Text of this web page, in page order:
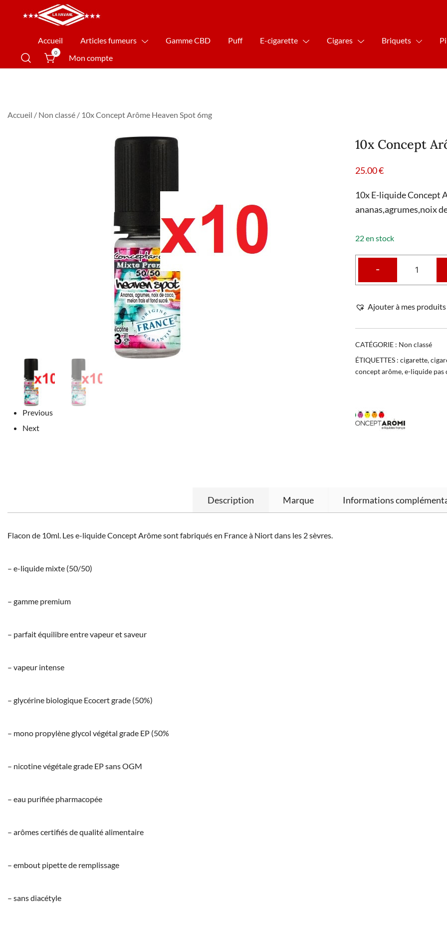
La Havane Nîmes
Accueil Articles fumeurs Gamme CBD Puff E-cigarette Cigares Briquets
0
Mon compte
Accueil / Non classé / 10x Concept Arôme Heaven Spot 6mg
Previous
Next
10x Concept
25.00€
10x E-liquide Concept
ananas,agrumes,noix
22 en stock
-
Ajouter à mes
CATÉGORIE : Non classé
ÉTIQUETTES : cigarette,
concept arôme,e-liquide pas
Description Marque Informations
Flacon de 10ml. Les e-liquide Concept Arôme sont fabriqués en France à Niort dans les 2 sèvres.
– e-liquide mixte (50/50)
– gamme premium
– parfait équilibre entre vapeur et saveur
– vapeur intense
– glycérine biologique Ecocert grade (50%)
– mono propylène glycol végétal grade EP (50%
– nicotine végétale grade EP sans OGM
– eau purifiée pharmacopée
– arômes certifiés de qualité alimentaire
– embout pipette de remplissage
– sans diacétyle